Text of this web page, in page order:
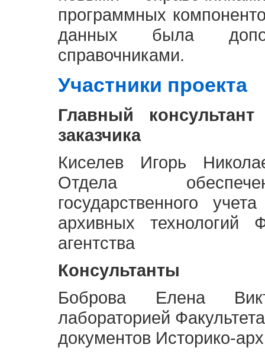
программных
данных была
справочниками.
Участники проекта
Главный
заказчика
Киселев Игорь
Отдела
государственного
архивных технологий
агентства
Консультанты
Боброва Елена
лабораторией
документов Историко-